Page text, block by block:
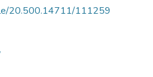
20.500.14711/111259